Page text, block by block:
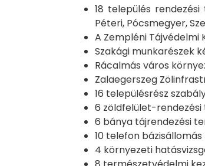
18 település rendezési
Péteri, Pócsmegyer,
A Zempléni
Szakági munkarészek
Rácalmás város
Zalaegerszeg
16 településrész
6 zöldfelület-rendezési
6 bánya tájrendezési
10 telefon
4 környezeti